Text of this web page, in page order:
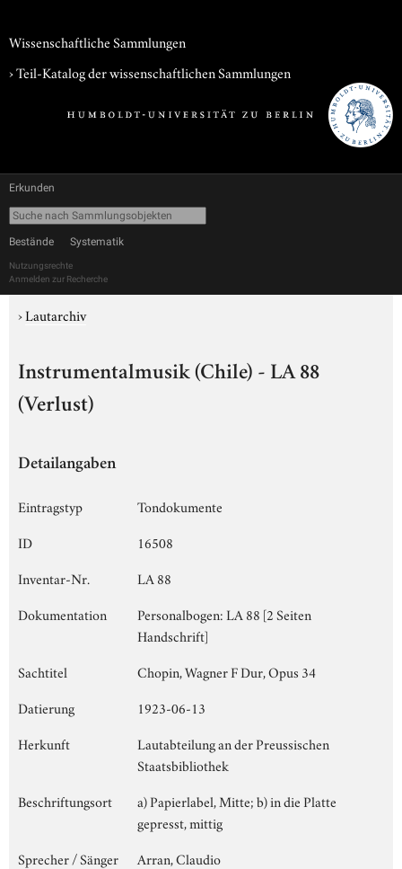
Wissenschaftliche Sammlungen
› Teil-Katalog der wissenschaftlichen Sammlungen
Erkunden
Bestände Systematik
Nutzungsrechte
Anmelden zur Recherche
›Lautarchiv
Instrumentalmusik (Chile) - LA 88
(Verlust)
Detailangaben
Eintragstyp
Tondokumente
ID
16508
Inventar-Nr.
LA 88
Dokumentation
Personalbogen: LA 88 [2 Seiten
Handschrift]
Sachtitel
Chopin, Wagner F Dur, Opus 34
Datierung
1923-06-13
Herkunft
Lautabteilung an der Preussischen
Staatsbibliothek
Beschriftungsort
a) Papierlabel, Mitte; b) in die Platte
gepresst, mittig
Sprecher / Sänger
Arran, Claudio